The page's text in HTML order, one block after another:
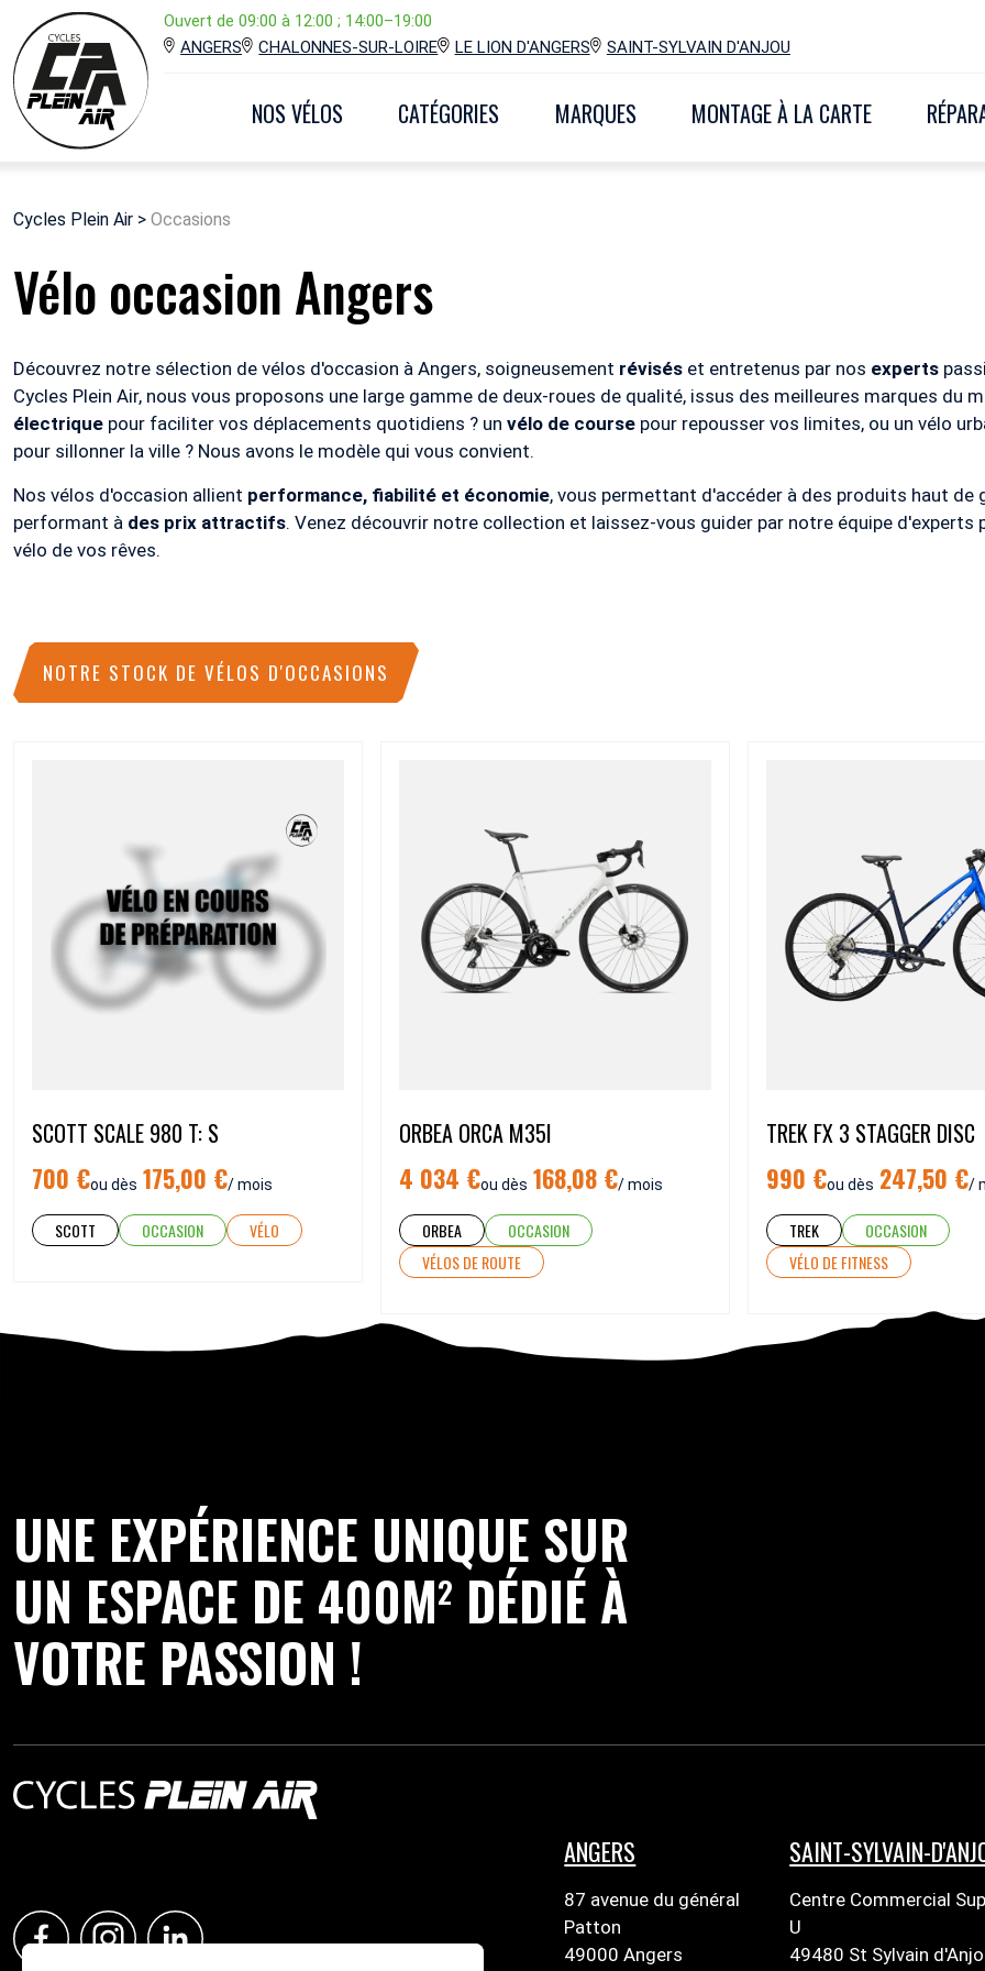
Ouvert de 09:00 à 12:00 ; 14:00–19:00
ANGERS
CHALONNES-SUR-LOIRE LE LION D'ANGERS SAINT-SYLVAIN D'ANJOU
NOS VÉLOS CATÉGORIES MARQUES MONTAGE À LA CARTE
Cycles Plein Air > Occasions
Vélo occasion Angers
Découvrez notre sélection de vélos d'occasion à Angers, soigneusement révisés et entretenus par nos experts
Cycles Plein Air, nous vous proposons une large gamme de deux-roues de qualité, issus des meilleures marques du
électrique pour faciliter vos déplacements quotidiens ? un vélo de course pour repousser vos limites, ou un vélo
pour sillonner la ville ? Nous avons le modèle qui vous convient.
Nos vélos d'occasion allient performance, fiabilité et économie, vous permettant d'accéder à des produits haut de
performant à des prix attractifs. Venez découvrir notre collection et laissez-vous guider par notre équipe d'experts
vélo de vos rêves.
NOTRE STOCK DE VÉLOS D'OCCASIONS
SCOTT SCALE 980 T: S
700 €ou dès 175,00 €/ mois
SCOTT OCCASION VÉLO
ORBEA ORCA M35I
4 034 €ou dès 168,08 €/ mois
ORBEA
OCCASION
VÉLOS DE ROUTE
TREK FX 3 STAGGER DISC
990 €ou dès 247,50 €/
TREK
OCCASION
VÉLO DE FITNESS
UNE EXPÉRIENCE UNIQUE SUR
UN ESPACE DE 400M2 DÉDIÉ À
VOTRE PASSION !
ANGERS
87 avenue du général
Patton
49000 Angers
SAINT-SYLVAIN-
Centre Commercial
U
49480 St Sylvain